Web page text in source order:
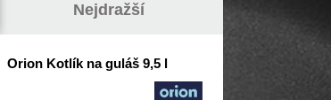
Nejdražší
Orion Kotlík na guláš 9,5 l